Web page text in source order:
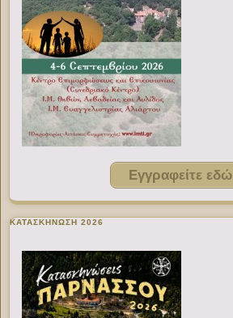
Εγγραφείτε εδώ
ΚΑΤΑΣΚΗΝΩΣΗ 2026